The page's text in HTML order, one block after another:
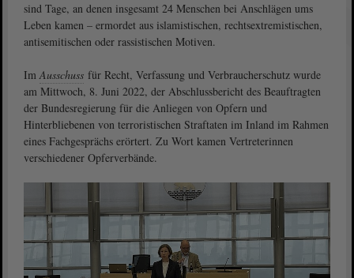
sind Tage, an denen insgesamt 24 Menschen bei Anschlägen ums
Leben kamen – ermordet aus islamistischen, rechtsextremis­tischen,
antisemitischen oder rassistischen Motiven.
ImAusschuss für Recht, Verfassung und Verbraucherschutz wurde
am Mittwoch, 8. Juni 2022, der Abschlussbericht des Beauftragten
der Bundesregierung für die Anliegen von Opfern und
Hinterbliebenen von terroristischen Straftaten im Inland im Rahmen
eines Fachgesprächs erörtert. Zu Wort kamen Vertreterinnen
verschiedener Opferverbände.